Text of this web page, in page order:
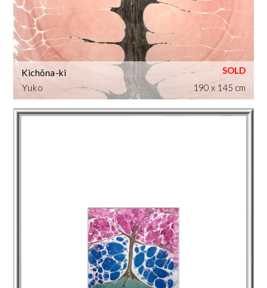
Yuko
Kichōna-ki
190 x 145 cm